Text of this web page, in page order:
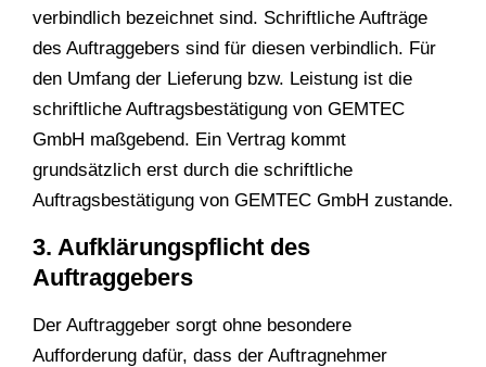
verbindlich bezeichnet sind. Schriftliche Aufträge
des Auftraggebers sind für diesen verbindlich. Für
den Umfang der Lieferung bzw. Leistung ist die
schriftliche Auftragsbestätigung von GEMTEC
GmbH maßgebend. Ein Vertrag kommt
grundsätzlich erst durch die schriftliche
Auftragsbestätigung von GEMTEC GmbH zustande.
3. Aufklärungspflicht des
Auftraggebers
Der Auftraggeber sorgt ohne besondere
Aufforderung dafür, dass der Auftragnehmer